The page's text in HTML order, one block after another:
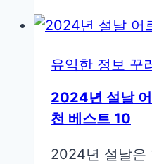
유익한 정보 꾸
2024년 설날
천 베스트 10
2024년 설날은